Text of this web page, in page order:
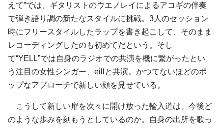
えて”では、ギタリストのウエノレイによるアコギの伴奏
で弾き語り調の新たなスタイルに挑戦。3人のセッション
時にフリースタイルしたラップを書き起こして、そのまま
レコーディングしたのも初めてだという。そし
て“YELL”では自身のラジオでの共演を機に繋がったとい
う注目の女性シンガー、eillと共演。かつてないほどのポ
ップなアプローチで新しい顔を見せている。
こうして新しい扉を次々に開け放った輪入道は、今後ど
のような歩みを刻もうとしているのか。自身の出所を歌っ